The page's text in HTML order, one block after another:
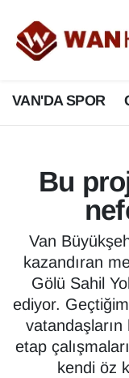
VAN'DA SPOR
Bu
Van
kazandıran
Gölü Sahil
ediyor.
etap
kendi öz
3.SAYFA
ASAYİŞ
BİLİM VE
Biyografi
ÇEVRE
Deprem
Dernekler,
Van Nöbetçi
Van Hava
Van Namaz
Van Trafik
Tüm
Son Dakika
Haber Arşivi